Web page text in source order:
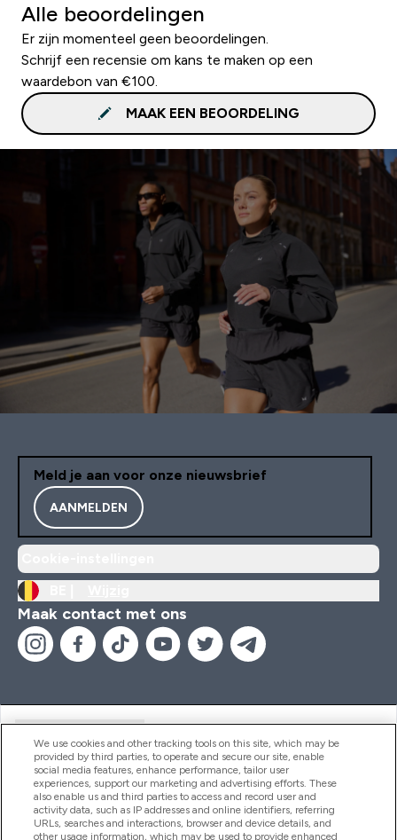
Alle beoordelingen
Er zijn momenteel geen beoordelingen.
Schrijf een recensie om kans te maken op een
waardebon van €100.
MAAK EEN BEOORDELING
Meld je aan voor onze nieuwsbrief
AANMELDEN
Maak contact met ons
Producten
We use cookies and other tracking tools on this site, which may be
provided by third parties, to operate and secure our site, enable
social media features, enhance performance, tailor user
experiences, support our marketing and advertising efforts. These
also enable us and third parties to access and record user and
activity data, such as IP addresses and online identifiers, referring
URLs, searches and interactions, browser and device details, and
other usage information, which may be used to provide enhanced